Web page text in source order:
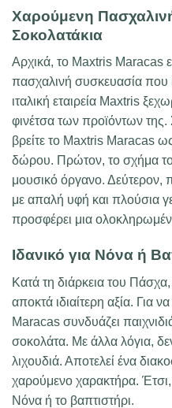
Χαρούμενη
Σοκολατάκια
Αρχικά, το Maxtris Maracas
πασχαλινή συσκευασία που
ιταλική εταιρεία Maxtris
φινέτσα των προϊόντων
βρείτε το Maxtris Maracas
δώρου. Πρώτον, το σχήμα
μουσικό όργανο. Δεύτερον,
με απαλή υφή και πλούσια
προσφέρει μια
Ιδανικό για Νόνα ή
Κατά τη διάρκεια του
αποκτά ιδιαίτερη αξία. Για
Maracas συνδυάζει
σοκολάτα. Με άλλα λόγια,
λιχουδιά. Αποτελεί ένα
χαρούμενο χαρακτήρα. Έτσι,
Νόνα ή το βαπτιστήρι.